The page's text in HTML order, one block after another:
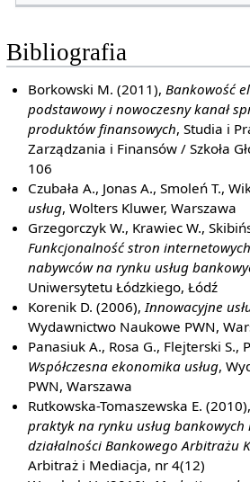
Bibliografia
Borkowski M. (2011),Bankowość
podstawowy i nowoczesny kanał
produktów finansowych, Studia i
Zarządzania i Finansów / Szkoła
106
Czubała A., Jonas A., Smoleń T.,
usług, Wolters Kluwer, Warszawa
Grzegorczyk W., Krawiec W.,
Funkcjonalność stron
nabywców na rynku usług
Uniwersytetu Łódzkiego, Łódź
Korenik D. (2006),Innowacyjne
Wydawnictwo Naukowe PWN,
Panasiuk A., Rosa G., Flejterski S.,
Współczesna ekonomika usług,
PWN, Warszawa
Rutkowska-Tomaszewska E.
praktyk na rynku usług bankowych
działalności Bankowego Arbitrażu
Arbitraż i Mediacja, nr 4(12)